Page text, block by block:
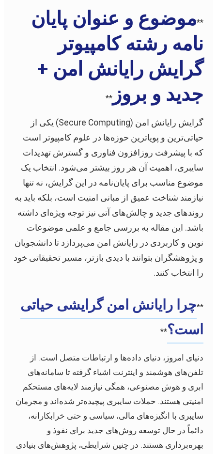
**موضوع و عنوان پایان
نامه رشته کامپیوتر
گرایش رایانش امن +
جدید و بروز **
گرایش رایانش امن (Secure Computing) یکی از
حیاتی‌ترین و پویاترین حوزه‌ها در علوم کامپیوتر است
که با پیشرفت روزافزون فناوری و گسترش تهدیدات
سایبری، اهمیت آن هر روز بیشتر می‌شود. انتخاب یک
موضوع مناسب برای پایان‌نامه در این گرایش، نه تنها
نیازمند شناخت عمیق از مبانی امنیت است، بلکه باید به
روندهای جدید و چالش‌های آتی نیز توجه ویژه‌ای داشته
باشد. این مقاله به بررسی جامع و علمی موضوعات
نوین و کاربردی در رایانش امن می‌پردازد تا دانشجویان
و پژوهشگران بتوانند با دیدی بازتر، مسیر تحقیقاتی خود
را انتخاب کنند.
**چرا رایانش امن گرایشی حیاتی
است؟**
دنیای امروز، دنیای داده‌ها و ارتباطات متصل است. از
تلفن‌های هوشمند و اینترنت اشیاء گرفته تا سامانه‌های
ابری و هوش مصنوعی، همگی نیازمند لایه‌های مستحکم
امنیتی هستند. حملات سایبری پیچیده‌تر شده‌اند و مجرمان
سایبری با انگیزه‌های مالی، سیاسی و حتی خرابکارانه،
دائماً در حال توسعه روش‌های جدید برای نفوذ و
بهره‌برداری هستند. در چنین شرایطی، پژوهش‌های بنیادی